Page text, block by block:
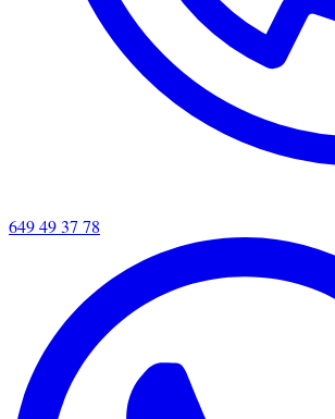
649 49 37 78